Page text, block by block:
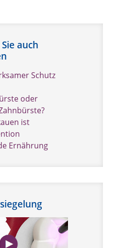
auch
Schutz
oder
ist
Ernährung